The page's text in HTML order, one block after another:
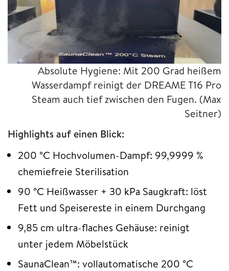
Absolute Hygiene: Mit 200 Grad heißem
Wasserdampf reinigt der DREAME T16 Pro
Steam auch tief zwischen den Fugen. (Max
Seitner)
Highlights auf einen Blick:
200 °C Hochvolumen-Dampf: 99,9999 %
chemiefreie Sterilisation
90 °C Heißwasser + 30 kPa Saugkraft: löst
Fett und Speisereste in einem Durchgang
9,85 cm ultra-flaches Gehäuse: reinigt
unter jedem Möbelstück
SaunaClean™: vollautomatische 200 °C